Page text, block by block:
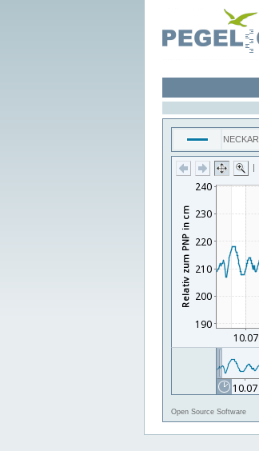
NECKAR
|
Open Source Software